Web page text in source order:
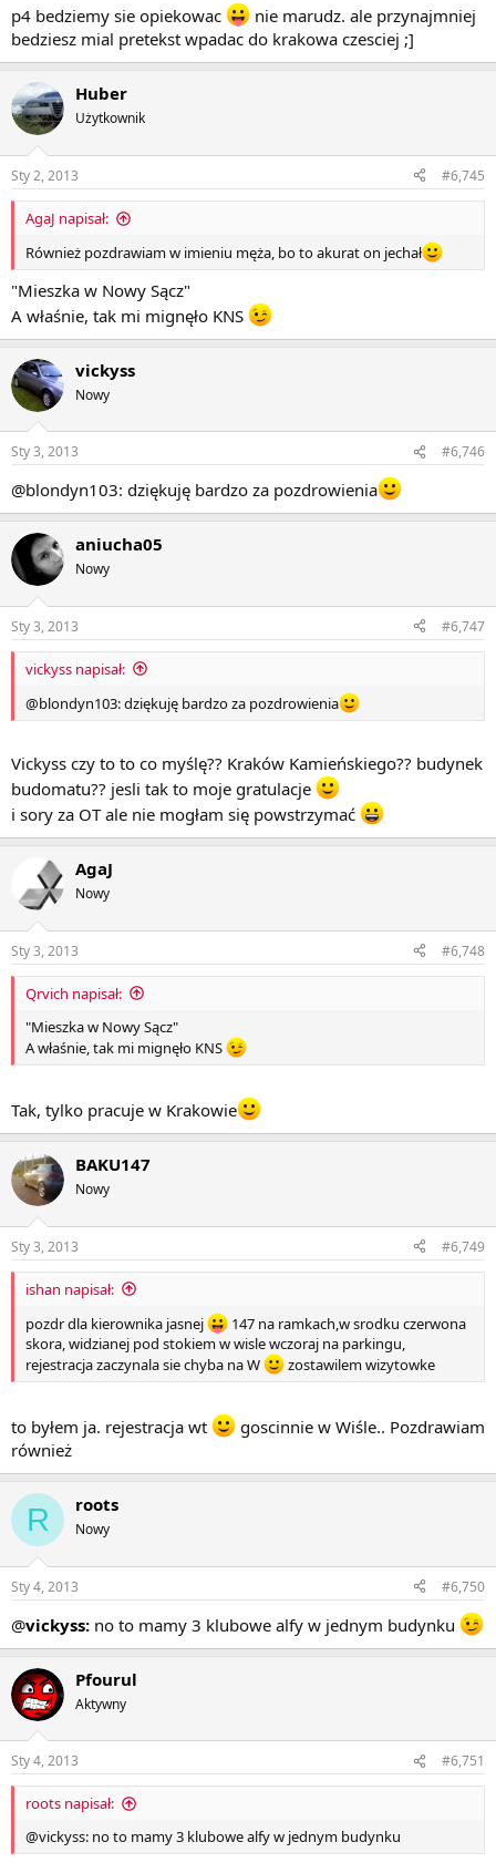
p4 bedziemy sie opiekowac
nie marudz. ale przynajmniej
bedziesz mial pretekst wpadac do krakowa czesciej ;]
Huber
Użytkownik
Sty 2, 2013 #6,745
AgaJ napisał:
Również pozdrawiam w imieniu męża, bo to akurat on jechał
"Mieszka w Nowy Sącz"
A właśnie, tak mi mignęło KNS
vickyss
Nowy
Sty 3, 2013 #6,746
@blondyn103: dziękuję bardzo za pozdrowienia
aniucha05
Nowy
Sty 3, 2013 #6,747
vickyss napisał:
@blondyn103: dziękuję bardzo za pozdrowienia
Vickyss czy to to co myślę?? Kraków Kamieńskiego?? budynek
budomatu?? jesli tak to moje gratulacje
i sory za OT ale nie mogłam się powstrzymać
AgaJ
Nowy
Sty 3, 2013 #6,748
Qrvich napisał:
"Mieszka w Nowy Sącz"
A właśnie, tak mi mignęło KNS
Tak, tylko pracuje w Krakowie
BAKU147
Nowy
Sty 3, 2013 #6,749
ishan napisał:
pozdr dla kierownika jasnej
147 na ramkach,w srodku czerwona
skora, widzianej pod stokiem w wisle wczoraj na parkingu,
rejestracja zaczynala sie chyba na W
zostawilem wizytowke
to byłem ja. rejestracja wt
goscinnie w Wiśle.. Pozdrawiam
również
R roots
Nowy
Sty 4, 2013 #6,750
@vickyss: no to mamy 3 klubowe alfy w jednym budynku
Pfourul
Aktywny
Sty 4, 2013 #6,751
roots napisał:
@vickyss: no to mamy 3 klubowe alfy w jednym budynku